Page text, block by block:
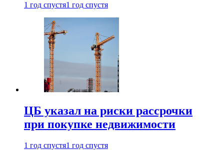
1 год спустя1 год спустя
ЦБ указал на риски рассрочки
при покупке недвижимости
1 год спустя1 год спустя